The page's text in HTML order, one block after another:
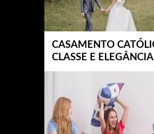
CASAMENTO
CLASSE E ELEGÂNCIA